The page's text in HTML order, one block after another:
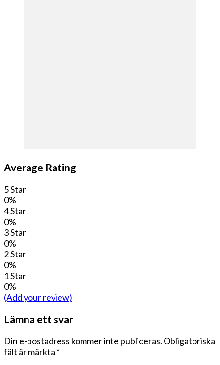
Average Rating
5 Star
0%
4 Star
0%
3 Star
0%
2 Star
0%
1 Star
0%
(Add your review)
Lämna ett svar
Din e-postadress kommer inte publiceras. Obligatoriska
fält är märkta *